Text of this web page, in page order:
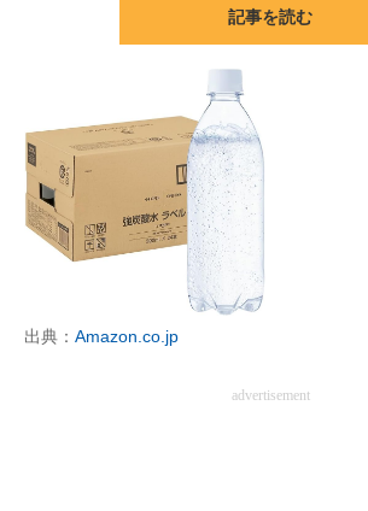
スマホと通信の最新トレンド
進化するPCとデバイスの未来
好きが集まる 比べて選べる
ビジネスと働き方のヒント
AI活用のいまが分かる
記事を読む
出典： Amazon.co.jp
advertisement